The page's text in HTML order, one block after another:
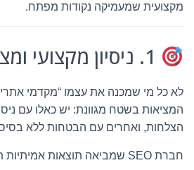
מקצועית שמעמיקה נקודות מפתח.
לא כל מי שמכנה את עצמו “מקדמי
המציאות בשטח מגוונת: יש כאלו עם
הצלחות, ואחרים עם הבטחות ללא
חברת SEO שמביאה תוצאות אמיתיות תוכל להציג: